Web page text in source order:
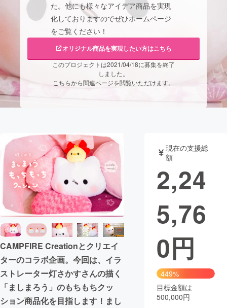
まちづくり・地域活性化
CAMPFIRE for Social GoodCAMPFIRE Creation
CAMPFIREふるさと納税machi-yaコミュニティ
た。他にも様々なアイデア商品を実現
化しておりますのでぜひホームページ
をご覧ください！
オリジナル商品を実現したい方はこちら
このプロジェクトは2021/04/18に募集を終了
しました。
こちらから関連ページを閲覧いただけます。
CAMPFIRE Creationとクリエイ
ターのコラボ企画。今回は、イラ
ストレーター灯さかすさんの描く
「ましまろう」のもちもちクッ
ション商品化を目指します！まし
現在の支援総
額
2,24
5,76
0円
449%
目標金額は
500,000円